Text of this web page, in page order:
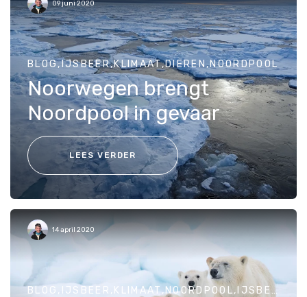
09 juni 2020
BLOG,IJSBEER,KLIMAAT,DIEREN,NOORDPOOL
Noorwegen brengt
Noordpool in gevaar
LEES VERDER
14 april 2020
BLOG,IJSBEER,KLIMAAT,NOORDPOOL,IJSBEERBEDREIGINGEN,DIEREN